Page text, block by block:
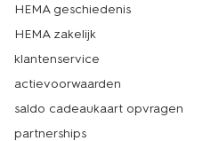
HEMA geschiedenis
HEMA zakelijk
klantenservice
actievoorwaarden
saldo cadeaukaart opvragen
partnerships